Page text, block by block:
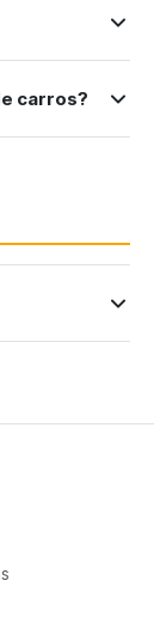
carros?